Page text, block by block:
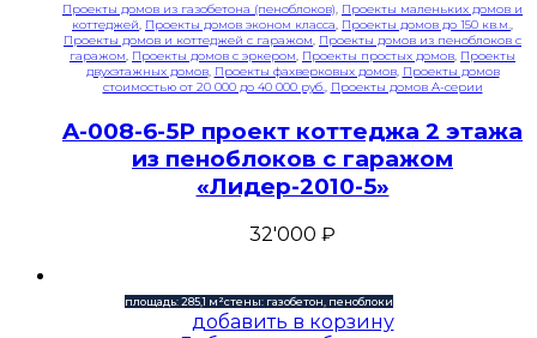
Проекты домов из газобетона (пеноблоков), Проекты маленьких домов и
коттеджей, Проекты домов эконом класса, Проекты домов до 150 кв.м.,
Проекты домов и коттеджей с гаражом, Проекты домов из пеноблоков с
гаражом, Проекты домов с эркером, Проекты простых домов, Проекты
двухэтажных домов, Проекты фахверковых домов, Проекты домов
стоимостью от 20 000 до 40 000 руб., Проекты домов A-серии
A-008-6-5P проект коттеджа 2 этажа
из пеноблоков с гаражом
«Лидер-2010-5»
32'000 ₽
площадь: 285,1 м²стены: газобетон, пеноблоки
добавить в корзину